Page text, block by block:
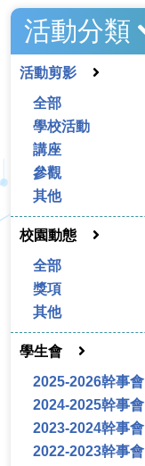
活動分類
活動剪影
全部
學校活動
講座
參觀
其他
校園動態
全部
獎項
其他
學生會
2025-2026幹事會
2024-2025幹事會
2023-2024幹事會
2022-2023幹事會